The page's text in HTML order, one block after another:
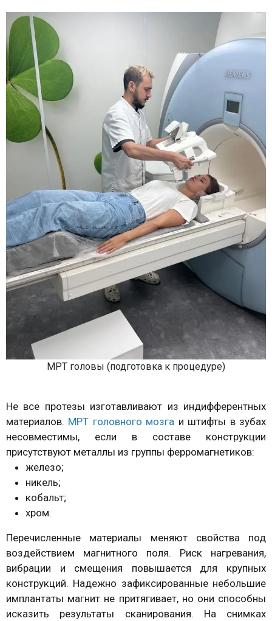
МРТ головы (подготовка к процедуре)
Не все протезы изготавливают из индифферентных
материалов. МРТ головного мозга и штифты в зубах
несовместимы, если в составе конструкции
присутствуют металлы из группы ферромагнетиков:
железо;
никель;
кобальт;
хром.
Перечисленные материалы меняют свойства под
воздействием магнитного поля. Риск нагревания,
вибрации и смещения повышается для крупных
конструкций. Надежно зафиксированные небольшие
имплантаты магнит не притягивает, но они способны
исказить результаты сканирования. На снимках